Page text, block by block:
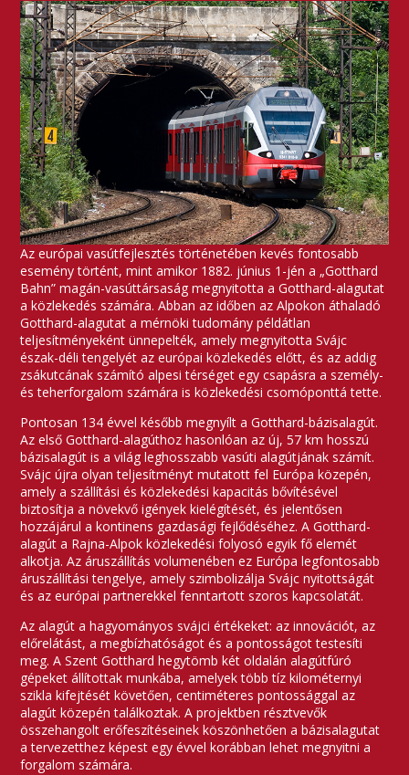
Az európai vasútfejlesztés történetében kevés fontosabb
esemény történt, mint amikor 1882. június 1-jén a „Gotthard
Bahn” magán-vasúttársaság megnyitotta a Gotthard-alagutat
a közlekedés számára. Abban az időben az Alpokon áthaladó
Gotthard-alagutat a mérnöki tudomány példátlan
teljesítményeként ünnepelték, amely megnyitotta Svájc
észak-déli tengelyét az európai közlekedés előtt, és az addig
zsákutcának számító alpesi térséget egy csapásra a személy-
és teherforgalom számára is közlekedési csomóponttá tette.
Pontosan 134 évvel később megnyílt a Gotthard-bázisalagút.
Az első Gotthard-alagúthoz hasonlóan az új, 57 km hosszú
bázisalagút is a világ leghosszabb vasúti alagútjának számít.
Svájc újra olyan teljesítményt mutatott fel Európa közepén,
amely a szállítási és közlekedési kapacitás bővítésével
biztosítja a növekvő igények kielégítését, és jelentősen
hozzájárul a kontinens gazdasági fejlődéséhez. A Gotthard-
alagút a Rajna-Alpok közlekedési folyosó egyik fő elemét
alkotja. Az áruszállítás volumenében ez Európa legfontosabb
áruszállítási tengelye, amely szimbolizálja Svájc nyitottságát
és az európai partnerekkel fenntartott szoros kapcsolatát.
Az alagút a hagyományos svájci értékeket: az innovációt, az
előrelátást, a megbízhatóságot és a pontosságot testesíti
meg. A Szent Gotthard hegytömb két oldalán alagútfúró
gépeket állítottak munkába, amelyek több tíz kilométernyi
szikla kifejtését követően, centiméteres pontossággal az
alagút közepén találkoztak. A projektben résztvevők
összehangolt erőfeszítéseinek köszönhetően a bázisalagutat
a tervezetthez képest egy évvel korábban lehet megnyitni a
forgalom számára.